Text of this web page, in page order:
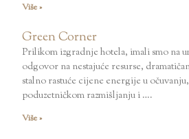
Više »
Green Corner
Prilikom izgradnje hotela, imali smo na
odgovor na nestajuće resurse,
stalno rastuće cijene energije u
poduzetničkom razmišljanju i ….
Više »